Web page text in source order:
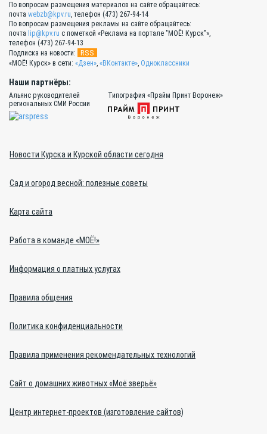
По вопросам размещения материалов на сайте обращайтесь:
почта webzb@kpv.ru, телефон (473) 267-94-14
По вопросам размещения рекламы на сайте обращайтесь:
почта lip@kpv.ru с пометкой «Реклама на портале "МОЁ! Курск"»,
телефон (473) 267-94-13
Подписка на новости:
RSS
«МОЁ! Курск» в сети: «Дзен», «ВКонтакте», Одноклассники
Наши партнёры:
Альянс руководителей
региональных СМИ России
Типография «Прайм Принт Воронеж»
Новости Курска и Курской области сегодня
Сад и огород весной: полезные советы
Карта сайта
Работа в команде «МОЁ!»
Информация о платных услугах
Правила общения
Политика конфиденциальности
Правила применения рекомендательных технологий
Сайт о домашних животных «Моё зверьё»
Центр интернет-проектов (изготовление сайтов)